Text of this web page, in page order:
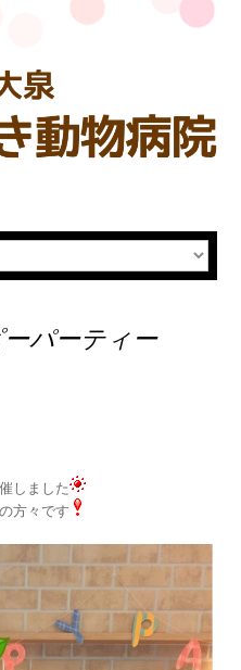
パーティー
しました
方々です